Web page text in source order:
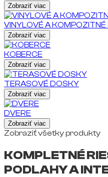
Zobraziť viac
VINYLOVÉ A
Zobraziť viac
KOBERCE
Zobraziť viac
TERASOVÉ DOSKY
Zobraziť viac
DVERE
Zobraziť viac
Zobraziť všetky produkty
KOMPLETNÉ
PODLAHY A